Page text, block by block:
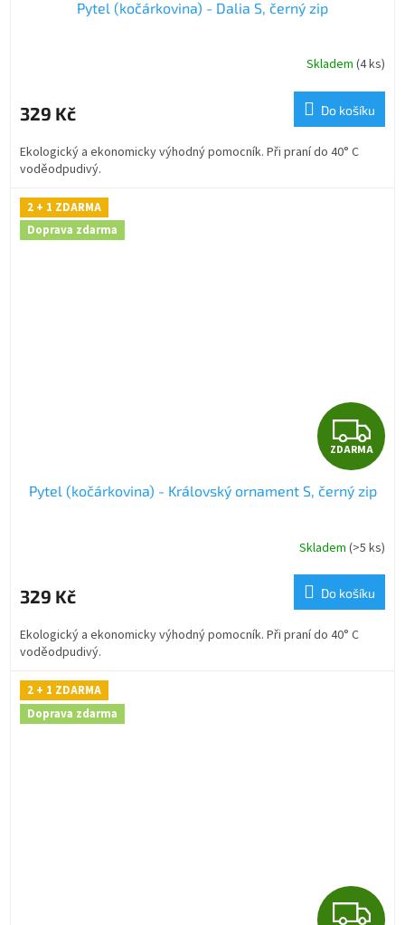
R
M
A
Pytel (kočárkovina) - Dalia S, černý zip
Skladem (4 ks)
329 Kč Do košíku
Ekologický a ekonomicky výhodný pomocník. Při praní do 40° C
voděodpudivý.
2 + 1 ZDARMA
Doprava zdarma
Z
D
A
R
M
A
ZDARMA
Pytel (kočárkovina) - Královský ornament S, černý zip
Skladem (>5 ks)
329 Kč Do košíku
Ekologický a ekonomicky výhodný pomocník. Při praní do 40° C
voděodpudivý.
2 + 1 ZDARMA
Doprava zdarma
Z